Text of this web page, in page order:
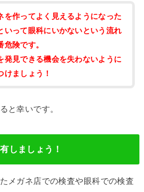
を作ってよく見えるようになった
いって眼科にいかないという流れ
危険です。
発見できる機会を失わないように
けましょう！
と幸いです。
しましょう！
メガネ店での検査や眼科での検査